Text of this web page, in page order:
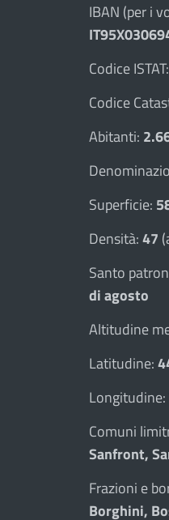
IBAN (per i
Codice ISTAT:
Codice
Abitanti:
Superficie:
Densità:47
Santo
di agosto
Altitudine
Latitudine:
Longitudine:
Comuni
Sanfront,
Frazioni e
Borghini,